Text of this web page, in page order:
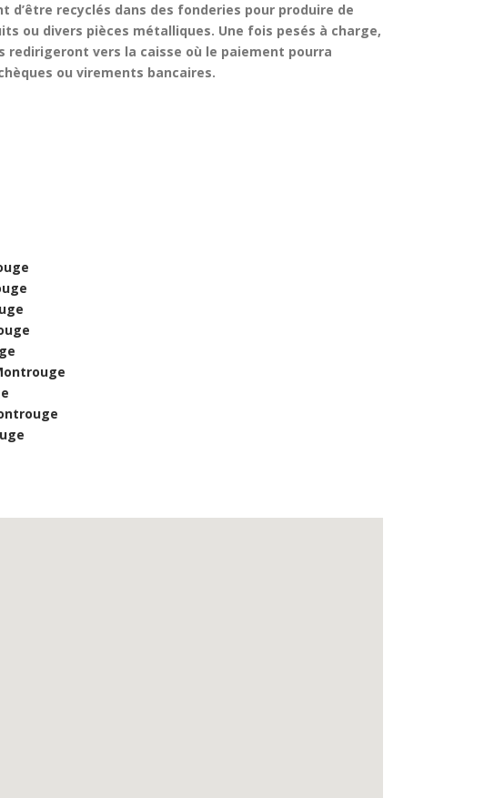
d’être recyclés dans des fonderies pour produire de
ou divers pièces métalliques. Une fois pesés à charge,
redirigeront vers la caisse où le paiement pourra
ou virements bancaires.